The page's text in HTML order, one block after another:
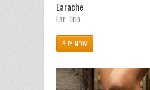
Earache
Ear Trio
BUY NOW